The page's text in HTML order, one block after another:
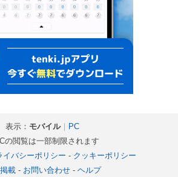
表示： モバイル｜ PC
の閲覧は一部制限されます
イバシーポリシー - クッキーポリシー
載- お問い合わせ- ヘルプ